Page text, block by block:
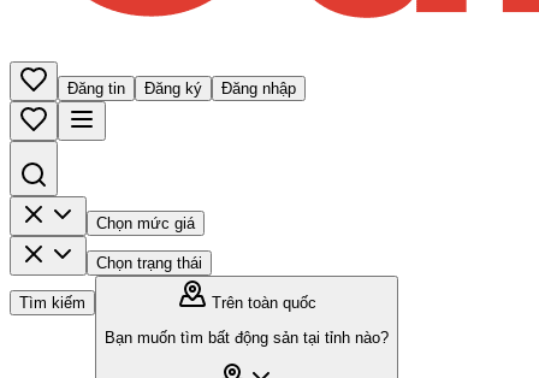
Đăng tin Đăng ký Đăng nhập
Chọn mức giá
Chọn trạng thái
Tìm kiếm
Trên toàn quốc
Bạn muốn tìm bất động sản tại tỉnh nào?